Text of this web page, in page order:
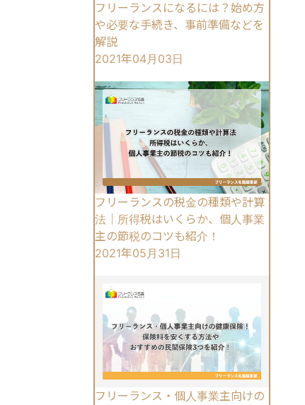
フリーランスになるには？始め方
や必要な手続き、事前準備などを
解説
2021年04月03日
フリーランスの税金の種類や計算
法｜所得税はいくらか、個人事業
主の節税のコツも紹介！
2021年05月31日
フリーランス・個人事業主向けの